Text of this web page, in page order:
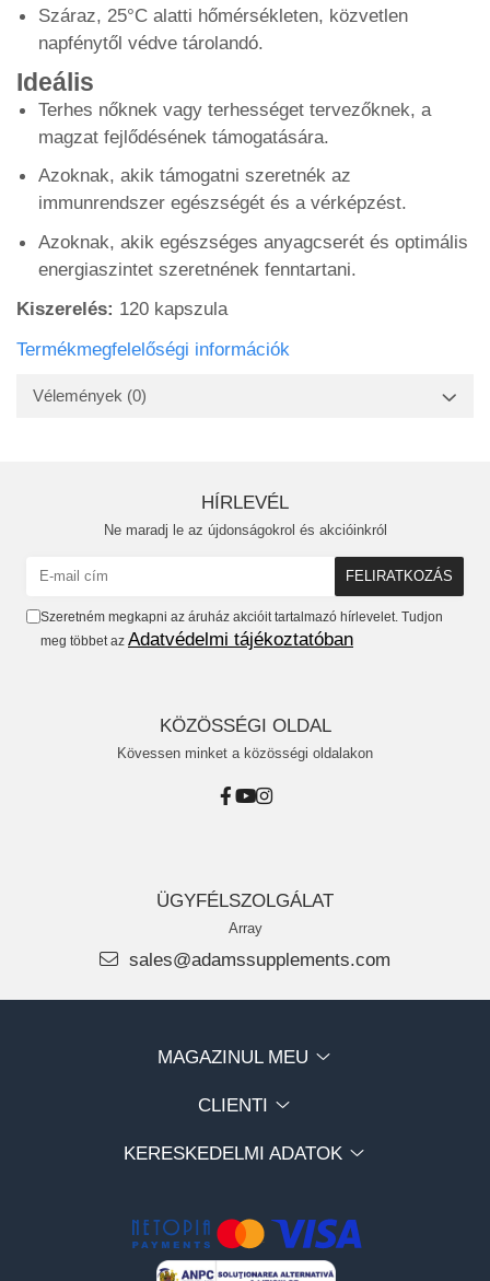
Száraz, 25°C alatti hőmérsékleten, közvetlen
napfénytől védve tárolandó.
Ideális
Terhes nőknek vagy terhességet tervezőknek, a
magzat fejlődésének támogatására.
Azoknak, akik támogatni szeretnék az
immunrendszer egészségét és a vérképzést.
Azoknak, akik egészséges anyagcserét és optimális
energiaszintet szeretnének fenntartani.
Kiszerelés: 120 kapszula
Termékmegfelelőségi információk
Vélemények (0)
HÍRLEVÉL
Ne maradj le az újdonságokrol és akcióinkról
Szeretném megkapni az áruház akcióit tartalmazó hírlevelet. Tudjon
meg többet az Adatvédelmi tájékoztatóban
KÖZÖSSÉGI OLDAL
Kövessen minket a közösségi oldalakon
ÜGYFÉLSZOLGÁLAT
Array
sales@adamssupplements.com
MAGAZINUL MEU
CLIENTI
KERESKEDELMI ADATOK